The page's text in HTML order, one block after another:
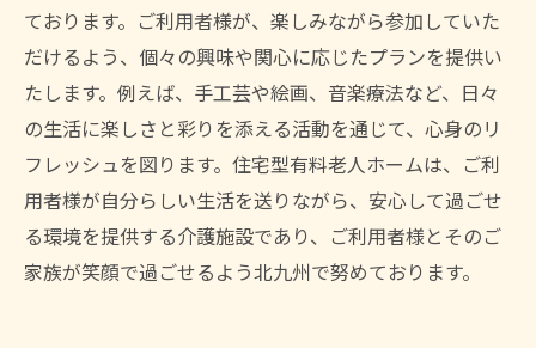
ております。ご利用者様が、楽しみながら参加していた
だけるよう、個々の興味や関心に応じたプランを提供い
たします。例えば、手工芸や絵画、音楽療法など、日々
の生活に楽しさと彩りを添える活動を通じて、心身のリ
フレッシュを図ります。住宅型有料老人ホームは、ご利
用者様が自分らしい生活を送りながら、安心して過ごせ
る環境を提供する介護施設であり、ご利用者様とそのご
家族が笑顔で過ごせるよう北九州で努めております。